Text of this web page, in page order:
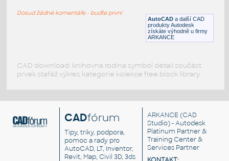
opakováním -X-X-X-X-
AutoCAD a další CAD
produkty Autodesk
získáte výhodně u firmy
ARKANCE
Dosud žádné komentáře - buďte první
CAD download: knihovna rodina symbol detail součást
prvek stafáž výkres kategorie kolekce free block library
CADfórum
Tipy, triky, podpora,
pomoc a rady pro
AutoCAD, LT, Inventor,
Revit, Map, Civil 3D, 3ds
ARKANCE (CAD
Studio) - Autodesk
Platinum Partner &
Training Center &
Services Partner